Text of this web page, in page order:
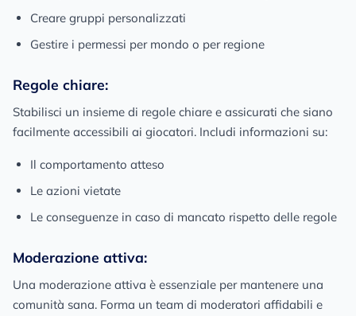
Creare gruppi personalizzati
Gestire i permessi per mondo o per regione
Regole chiare:
Stabilisci un insieme di regole chiare e assicurati che siano
facilmente accessibili ai giocatori. Includi informazioni su:
Il comportamento atteso
Le azioni vietate
Le conseguenze in caso di mancato rispetto delle regole
Moderazione attiva:
Una moderazione attiva è essenziale per mantenere una
comunità sana. Forma un team di moderatori affidabili e